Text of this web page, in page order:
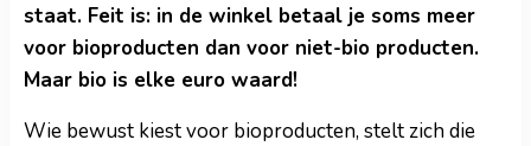
staat. Feit is: in de winkel betaal je soms meer
voor bioproducten dan voor niet-bio producten.
Maar bio is elke euro waard!
Wie bewust kiest voor bioproducten, stelt zich die